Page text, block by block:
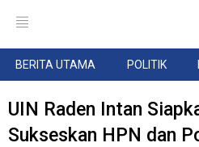
BERITA UTAMA POLITIK
UIN Raden Intan
Sukseskan HPN dan